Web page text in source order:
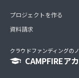
プロジェクトを作る
資料請求
クラウドファンディングの
CAMPFIREア